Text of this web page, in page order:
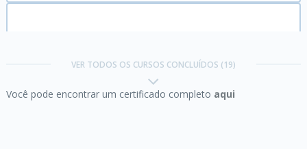
VER TODOS OS CURSOS CONCLUÍDOS (19)
Você pode encontrar um certificado completo aqui